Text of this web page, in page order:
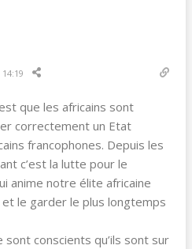
que les africains sont
correctement un Etat
francophones. Depuis les
c’est la lutte pour le
anime notre élite africaine
le garder le plus longtemps
sont conscients qu’ils sont sur